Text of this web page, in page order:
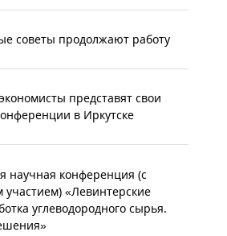
советы продолжают работу
представят свои
в Иркутске
научная конференция (с
«Левинтерские
углеводородного сырья.